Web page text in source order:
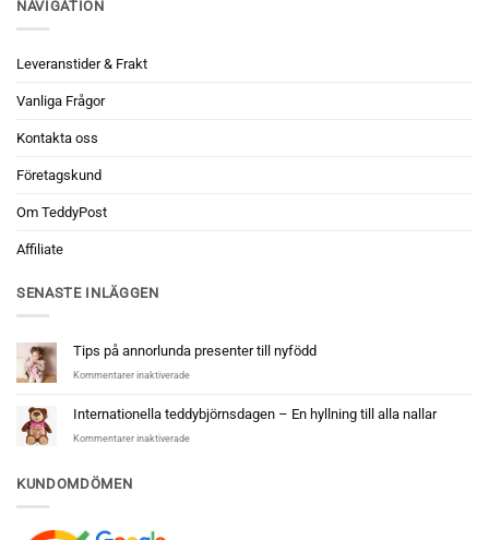
NAVIGATION
Leveranstider & Frakt
Vanliga Frågor
Kontakta oss
Företagskund
Om TeddyPost
Affiliate
SENASTE INLÄGGEN
Tips på annorlunda presenter till nyfödd
Kommentarer inaktiveradeför
på
annorlunda
presenter
Internationella teddybjörnsdagen – En hyllning till alla nallar
Kommentarer inaktiveradeför
KUNDOMDÖMEN